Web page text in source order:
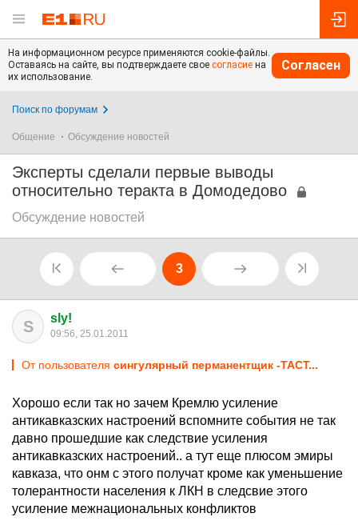
На информационном ресурсе применяются cookie-файлы.
Оставаясь на сайте, вы подтверждаете свое согласие на
их использование.
Согласен
Поиск по форумам
Общение Обсуждение новостей
Эксперты сделали первые выводы
относительно теракта в Домодедово
Обсуждение новостей
3
S sly!
09:56, 25.01.2011
От пользователя сингулярный перманентщик -TACT...
Хорошо если так но зачем Кремлю усиление
антикавказских настроений вспомните события не так
давно прошедшие как следствие усиления
антикавказских настроений.. а тут еще плюсом эмиры
кавказа, что онм с этого получат кроме как уменьшение
толерантности населения к ЛКН в следсвие этого
усиление межнациональных конфликтов